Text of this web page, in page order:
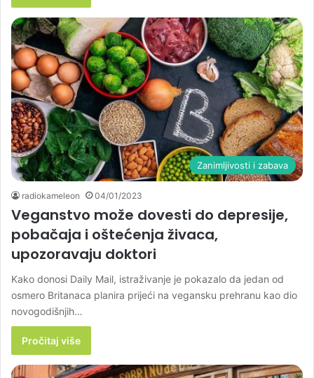
Zanimljivosti i zabava
radiokameleon 04/01/2023
Veganstvo može dovesti do depresije,
pobačaja i oštećenja živaca,
upozoravaju doktori
Kako donosi Daily Mail, istraživanje je pokazalo da jedan od
osmero Britanaca planira prijeći na vegansku prehranu kao dio
novogodišnjih…
Pročitaj više